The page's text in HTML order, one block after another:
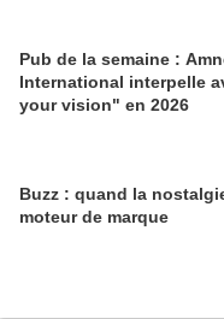
Pub de la semaine :
International interpelle
your vision" en 2026
Buzz : quand la
moteur de marque